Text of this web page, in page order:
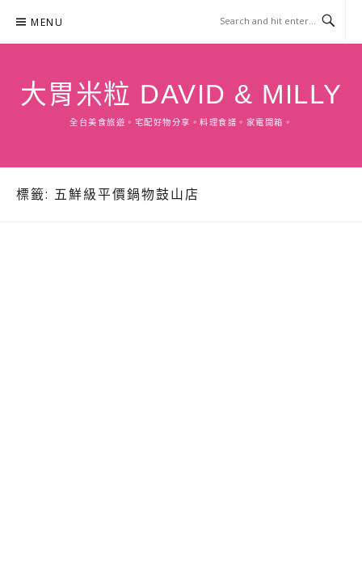
content
MENU
大胃米粒 DAVID & MILLY
全台美食旅遊。宅配好物分享。料理食譜。家電開箱。
標籤: 五鮮級平價鍋物鼓山店